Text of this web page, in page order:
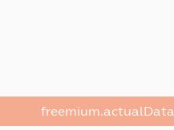
freemium.actualData